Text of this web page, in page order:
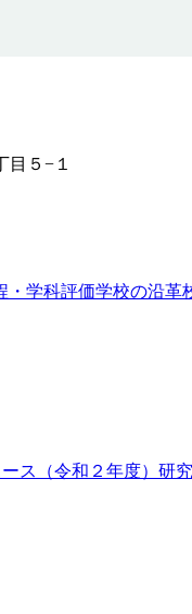
目５−１
・学科評価学校の沿革
ス（令和２年度） 研